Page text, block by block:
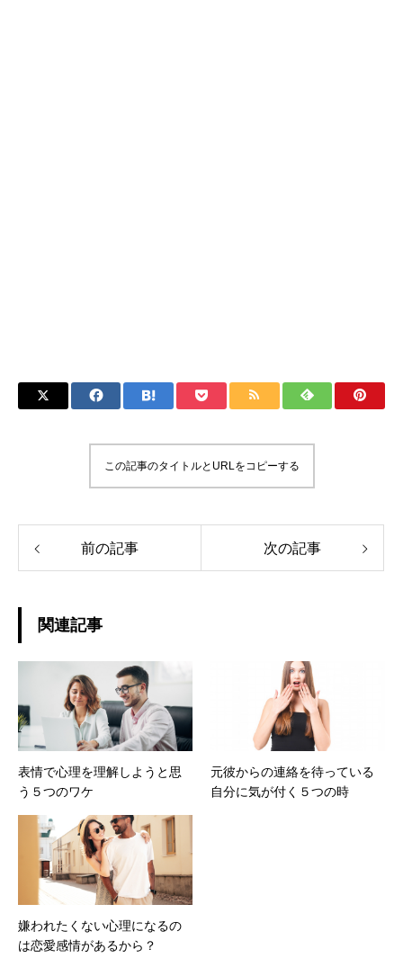
この記事のタイトルとURLをコピーする
前の記事 次の記事
関連記事
表情で心理を理解しようと思
う５つのワケ
元彼からの連絡を待っている
自分に気が付く５つの時
嫌われたくない心理になるの
は恋愛感情があるから？